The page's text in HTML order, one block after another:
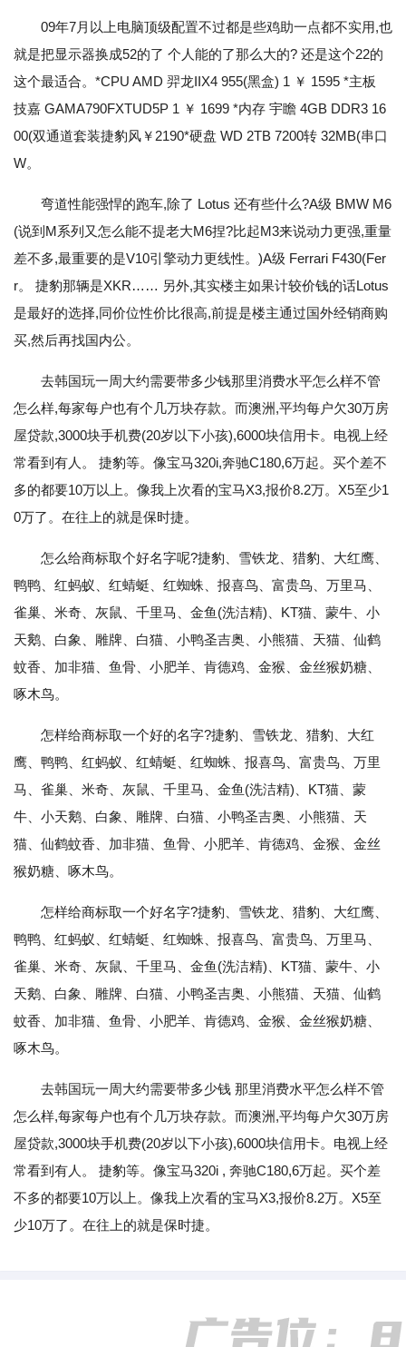
09年7月以上电脑顶级配置不过都是些鸡助一点都不实用,也
就是把显示器换成52的了 个人能的了那么大的? 还是这个22的
这个最适合。*CPU AMD 羿龙IIX4 955(黑盒) 1 ￥ 1595 *主板
技嘉 GAMA790FXTUD5P 1 ￥ 1699 *内存 宇瞻 4GB DDR3 16
00(双通道套装捷豹风￥2190*硬盘 WD 2TB 7200转 32MB(串口
W。
弯道性能强悍的跑车,除了 Lotus 还有些什么?A级 BMW M6
(说到M系列又怎么能不提老大M6捏?比起M3来说动力更强,重量
差不多,最重要的是V10引擎动力更线性。)A级 Ferrari F430(Fer
r。 捷豹那辆是XKR…… 另外,其实楼主如果计较价钱的话Lotus
是最好的选择,同价位性价比很高,前提是楼主通过国外经销商购
买,然后再找国内公。
去韩国玩一周大约需要带多少钱那里消费水平怎么样不管
怎么样,每家每户也有个几万块存款。而澳洲,平均每户欠30万房
屋贷款,3000块手机费(20岁以下小孩),6000块信用卡。电视上经
常看到有人。 捷豹等。像宝马320i,奔驰C180,6万起。买个差不
多的都要10万以上。像我上次看的宝马X3,报价8.2万。X5至少1
0万了。在往上的就是保时捷。
怎么给商标取个好名字呢?捷豹、雪铁龙、猎豹、大红鹰、
鸭鸭、红蚂蚁、红蜻蜓、红蜘蛛、报喜鸟、富贵鸟、万里马、
雀巢、米奇、灰鼠、千里马、金鱼(洗洁精)、KT猫、蒙牛、小
天鹅、白象、雕牌、白猫、小鸭圣吉奥、小熊猫、天猫、仙鹤
蚊香、加非猫、鱼骨、小肥羊、肯德鸡、金猴、金丝猴奶糖、
啄木鸟。
怎样给商标取一个好的名字?捷豹、雪铁龙、猎豹、大红
鹰、鸭鸭、红蚂蚁、红蜻蜓、红蜘蛛、报喜鸟、富贵鸟、万里
马、雀巢、米奇、灰鼠、千里马、金鱼(洗洁精)、KT猫、蒙
牛、小天鹅、白象、雕牌、白猫、小鸭圣吉奥、小熊猫、天
猫、仙鹤蚊香、加非猫、鱼骨、小肥羊、肯德鸡、金猴、金丝
猴奶糖、啄木鸟。
怎样给商标取一个好名字?捷豹、雪铁龙、猎豹、大红鹰、
鸭鸭、红蚂蚁、红蜻蜓、红蜘蛛、报喜鸟、富贵鸟、万里马、
雀巢、米奇、灰鼠、千里马、金鱼(洗洁精)、KT猫、蒙牛、小
天鹅、白象、雕牌、白猫、小鸭圣吉奥、小熊猫、天猫、仙鹤
蚊香、加非猫、鱼骨、小肥羊、肯德鸡、金猴、金丝猴奶糖、
啄木鸟。
去韩国玩一周大约需要带多少钱 那里消费水平怎么样不管
怎么样,每家每户也有个几万块存款。而澳洲,平均每户欠30万房
屋贷款,3000块手机费(20岁以下小孩),6000块信用卡。电视上经
常看到有人。 捷豹等。像宝马320i , 奔驰C180,6万起。买个差
不多的都要10万以上。像我上次看的宝马X3,报价8.2万。X5至
少10万了。在往上的就是保时捷。